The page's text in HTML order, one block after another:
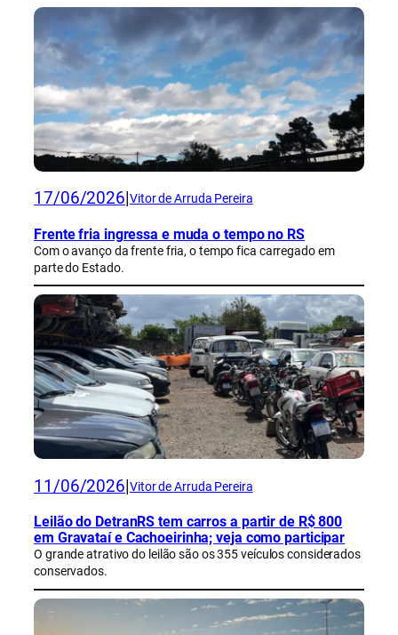
17/06/2026 Vitor de Arruda Pereira
Frente fria ingressa e muda o tempo no RS
Com o avanço da frente fria, o tempo fica carregado em
parte do Estado.
11/06/2026 Vitor de Arruda Pereira
Leilão do DetranRS tem carros a partir de R$ 800
em Gravataí e Cachoeirinha; veja como participar
O grande atrativo do leilão são os 355 veículos considerados
conservados.